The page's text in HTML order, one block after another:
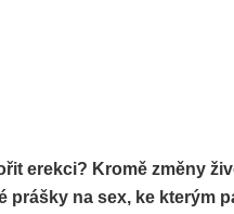
erekci? Kromě změny
prášky na sex, ke kterým